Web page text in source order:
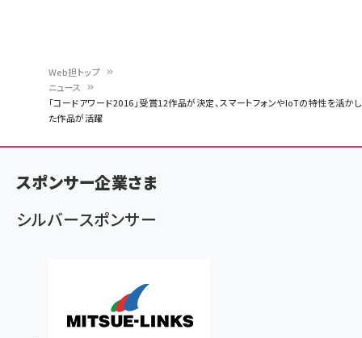
く
ず
Web担トップ
ニュース
「コードアワード2016」受賞12作品が決定、スマートフォンやIoTの特性を活かし
た作品が活躍
スポンサー企業さま
シルバースポンサー